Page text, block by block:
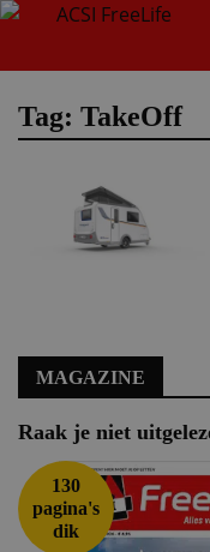
Zoeken
Tag: TakeOff
MAGAZINE
Raak je niet
130
pagina's
dik